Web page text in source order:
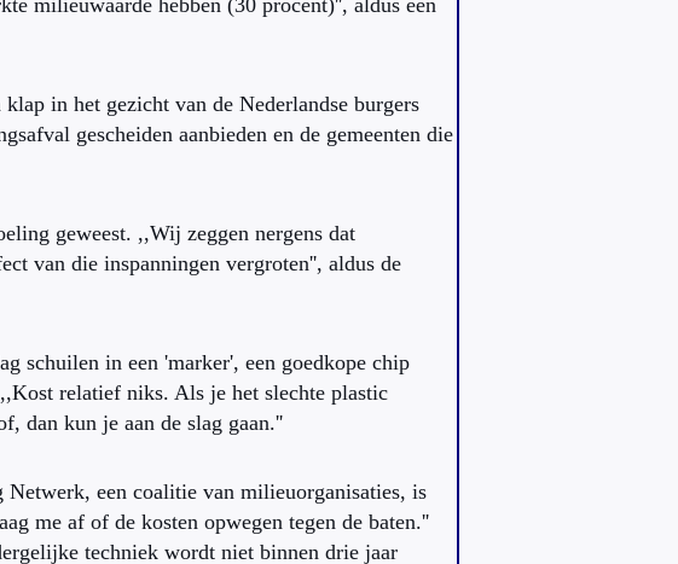
milieuwaarde hebben (30 procent)'', aldus een
in het gezicht van de Nederlandse burgers
gescheiden aanbieden en de gemeenten die
geweest. ,,Wij zeggen nergens dat
van die inspanningen vergroten'', aldus de
schuilen in een 'marker', een goedkope chip
relatief niks. Als je het slechte plastic
dan kun je aan de slag gaan.''
een coalitie van milieuorganisaties, is
me af of de kosten opwegen tegen de baten.''
techniek wordt niet binnen drie jaar